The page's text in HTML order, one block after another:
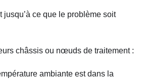
jusqu’à ce que le problème soit
châssis ou nœuds de traitement :
ambiante est dans la